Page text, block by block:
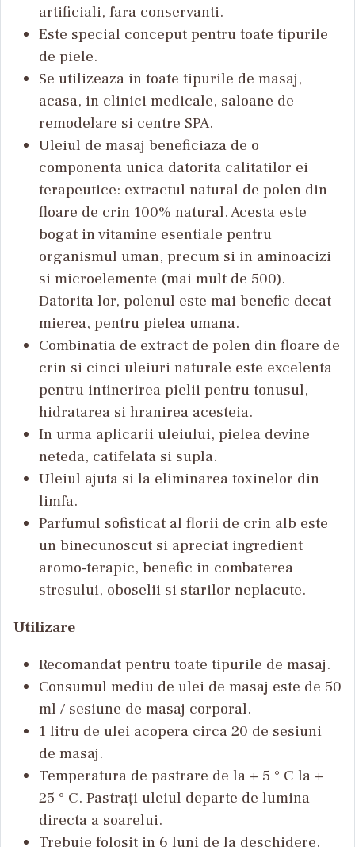
artificiali, fara conservanti.
Este special conceput pentru toate tipurile
de piele.
Se utilizeaza in toate tipurile de masaj,
acasa, in clinici medicale, saloane de
remodelare si centre SPA.
Uleiul de masaj beneficiaza de o
componenta unica datorita calitatilor ei
terapeutice: extractul natural de polen din
floare de crin 100% natural. Acesta este
bogat in vitamine esentiale pentru
organismul uman, precum si in aminoacizi
si microelemente (mai mult de 500).
Datorita lor, polenul este mai benefic decat
mierea, pentru pielea umana.
Combinatia de extract de polen din floare de
crin si cinci uleiuri naturale este excelenta
pentru intinerirea pielii pentru tonusul,
hidratarea si hranirea acesteia.
In urma aplicarii uleiului, pielea devine
neteda, catifelata si supla.
Uleiul ajuta si la eliminarea toxinelor din
limfa.
Parfumul sofisticat al florii de crin alb este
un binecunoscut si apreciat ingredient
aromo-terapic, benefic in combaterea
stresului, oboselii si starilor neplacute.
Utilizare
Recomandat pentru toate tipurile de masaj.
Consumul mediu de ulei de masaj este de 50
ml / sesiune de masaj corporal.
1 litru de ulei acopera circa 20 de sesiuni
de masaj.
Temperatura de pastrare de la + 5 ° C la +
25 ° C. Pastrați uleiul departe de lumina
directa a soarelui.
Trebuie folosit in 6 luni de la deschidere.